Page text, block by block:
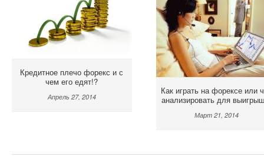
Кредитное плечо форекс и с
чем его едят!?
Апрель 27, 2014
Как играть на форексе или
анализировать для
Март 21, 2014